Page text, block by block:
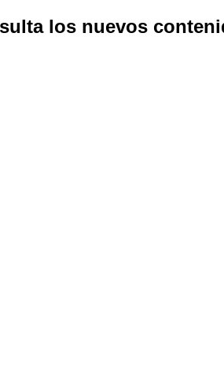
los nuevos